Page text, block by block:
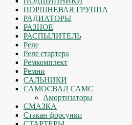
ПОРШНЕВАЯ ГРУППА
РАДИАТОРЫ
РАЗНОЕ
РАСПЫЛИТЕЛЬ
Реле
Реле стартера
Ремкомплект
Ремни
САЛЬНИКИ
САМОСВАЛ САМС
Амортизаторы
СМАЗКА
Стакан форсунки